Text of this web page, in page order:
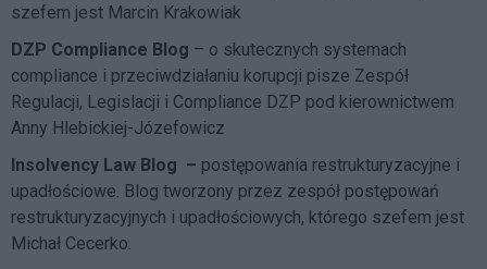
szefem jest Marcin Krakowiak
DZP Compliance Blog – o skutecznych systemach
compliance i przeciwdziałaniu korupcji pisze Zespół
Regulacji, Legislacji i Compliance DZP pod kierownictwem
Anny Hlebickiej-Józefowicz
Insolvency Law Blog – postępowania restrukturyzacyjne i
upadłościowe. Blog tworzony przez zespół postępowań
restrukturyzacyjnych i upadłościowych, którego szefem jest
Michał Cecerko.